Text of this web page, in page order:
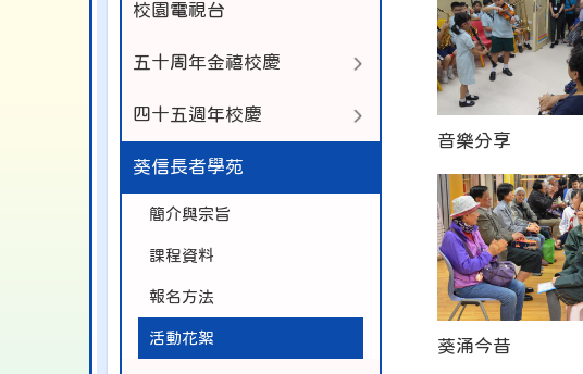
音樂分享
葵涌今昔
校園電視台
五十周年金禧校慶
四十五週年校慶
葵信長者學苑
簡介與宗旨
課程資料
報名方法
活動花絮